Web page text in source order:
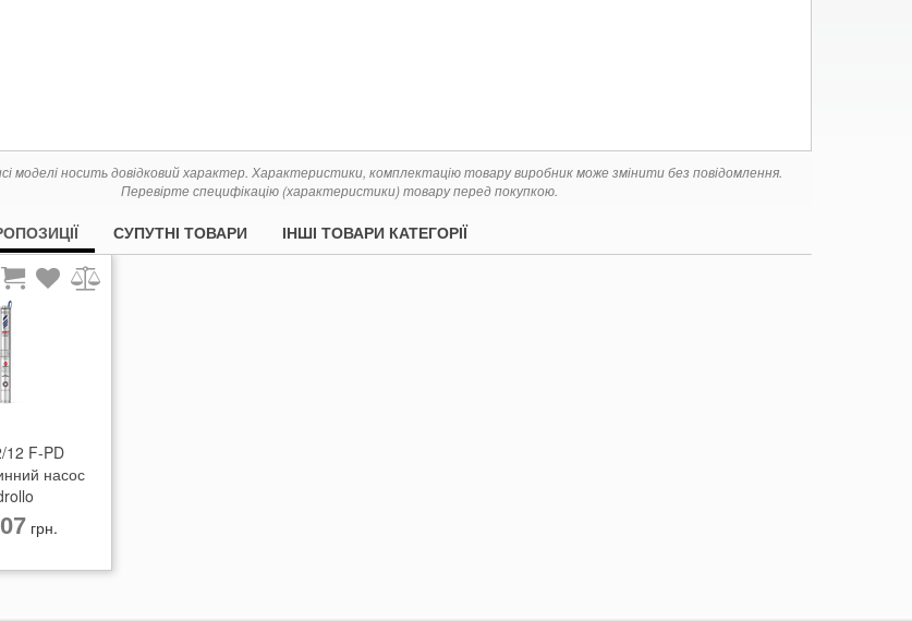
моделі носить довідковий характер. Характеристики, комплектацію товару виробник може змінити без повідомлення.
Перевірте специфікацію (характеристики) товару перед покупкою.
СУПУТНІ ТОВАРИ ІНШІ ТОВАРИ КАТЕГОРІЇ
12 F-PD
насос
грн.